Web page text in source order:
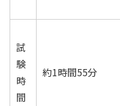
試
験
時
間
約1時間55分